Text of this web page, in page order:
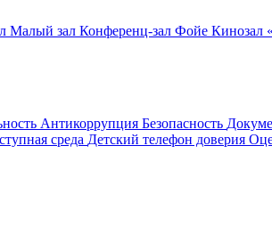
Малый зал Конференц-зал Фойе Кинозал
Антикоррупция Безопасность
среда Детский телефон доверия